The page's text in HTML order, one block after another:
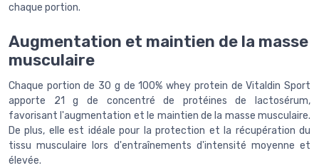
chaque portion.
Augmentation et maintien de la masse
musculaire
Chaque portion de 30 g de 100% whey protein de Vitaldin Sport
apporte 21 g de concentré de protéines de lactosérum,
favorisant l'augmentation et le maintien de la masse musculaire.
De plus, elle est idéale pour la protection et la récupération du
tissu musculaire lors d'entraînements d'intensité moyenne et
élevée.